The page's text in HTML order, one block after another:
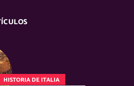
HISTORIA DE ITALIA